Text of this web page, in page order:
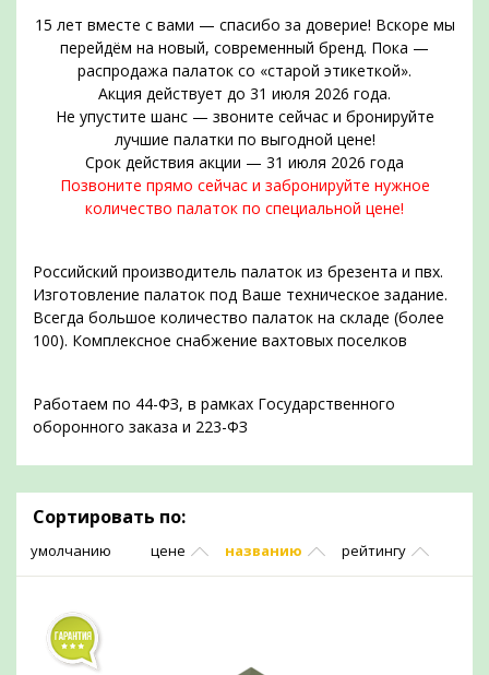
15 лет вместе с вами — спасибо за доверие! Вскоре мы
перейдём на новый, современный бренд. Пока —
распродажа палаток со «старой этикеткой».
Акция действует до 31 июля 2026 года.
Не упустите шанс — звоните сейчас и бронируйте
лучшие палатки по выгодной цене!
Срок действия акции — 31 июля 2026 года
Позвоните прямо сейчас и забронируйте нужное
количество палаток по специальной цене!
Российский производитель палаток из брезента и пвх.
Изготовление палаток под Ваше техническое задание.
Всегда большое количество палаток на складе (более
100). Комплексное снабжение вахтовых поселков
Работаем по 44-ФЗ, в рамках Государственного
оборонного заказа и 223-ФЗ
Сортировать по:
умолчанию цене названию рейтингу
подобрать